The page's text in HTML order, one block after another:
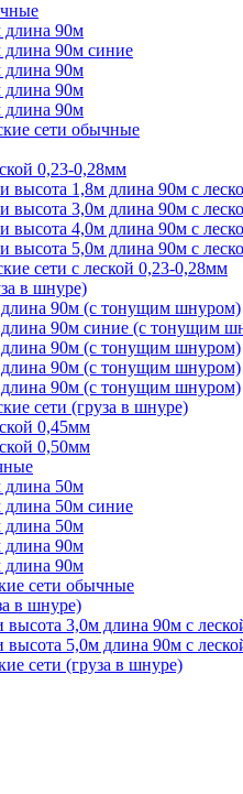
длина 90м
длина 90м синие
длина 90м
длина 90м
длина 90м
сети обычные
0,23-0,28мм
высота 1,8м длина 90м с
высота 3,0м длина 90м с
высота 4,0м длина 90м с
высота 5,0м длина 90м с
сети с леской 0,23-0,28мм
в шнуре)
длина 90м (с тонущим шнуром)
длина 90м синие (с тонущим
длина 90м (с тонущим шнуром)
длина 90м (с тонущим шнуром)
длина 90м (с тонущим шнуром)
сети (груза в шнуре)
0,45мм
0,50мм
длина 50м
длина 50м синие
длина 50м
длина 90м
длина 90м
сети обычные
в шнуре)
высота 3,0м длина 90м с
высота 5,0м длина 90м с
сети (груза в шнуре)